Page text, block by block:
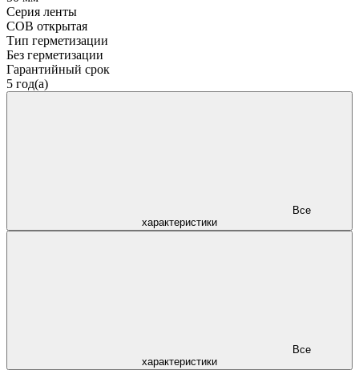
Серия ленты
COB открытая
Тип герметизации
Без герметизации
Гарантийный срок
5 год(а)
характеристики
характеристики